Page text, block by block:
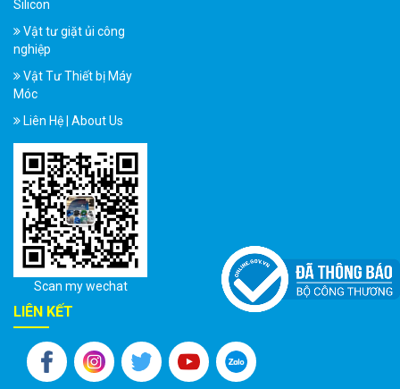
Silicon
Vật tư giặt ủi công
nghiệp
Vật Tư Thiết bị Máy
Móc
Liên Hệ | About Us
Scan my wechat
LIÊN KẾT